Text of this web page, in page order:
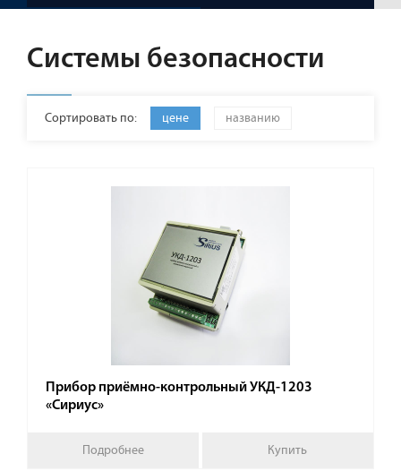
Системы безопасности
Сортировать по: цене названию
Прибор приёмно-контрольный УКД-1203
«Сириус»
Подробнее Купить